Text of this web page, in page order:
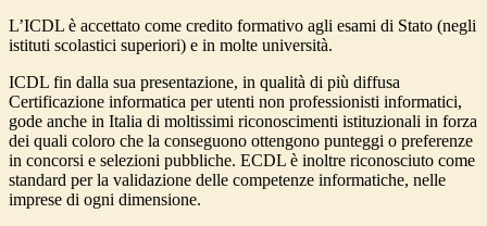
L’ICDL è accettato come credito formativo agli esami di Stato (negli
istituti scolastici superiori) e in molte università.
ICDL fin dalla sua presentazione, in qualità di più diffusa
Certificazione informatica per utenti non professionisti informatici,
gode anche in Italia di moltissimi riconoscimenti istituzionali in forza
dei quali coloro che la conseguono ottengono punteggi o preferenze
in concorsi e selezioni pubbliche. ECDL è inoltre riconosciuto come
standard per la validazione delle competenze informatiche, nelle
imprese di ogni dimensione.